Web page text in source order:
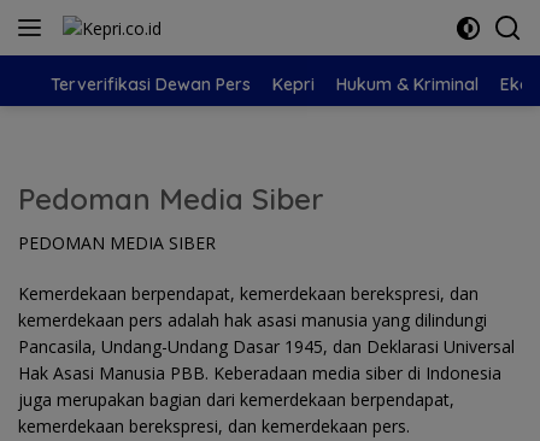
Langsung
Terverifikasi Dewan Pers Kepri Hukum & Kriminal
Pedoman Media Siber
PEDOMAN MEDIA SIBER
Kemerdekaan berpendapat, kemerdekaan berekspresi, dan
kemerdekaan pers adalah hak asasi manusia yang dilindungi
Pancasila, Undang-Undang Dasar 1945, dan Deklarasi Universal
Hak Asasi Manusia PBB. Keberadaan media siber di Indonesia
juga merupakan bagian dari kemerdekaan berpendapat,
kemerdekaan berekspresi, dan kemerdekaan pers.